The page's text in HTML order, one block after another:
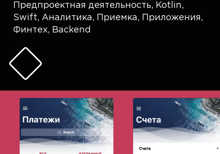
Предпроектная деятельность, Kotlin,
Swift, Аналитика, Приемка, Приложения,
Финтех, Backend